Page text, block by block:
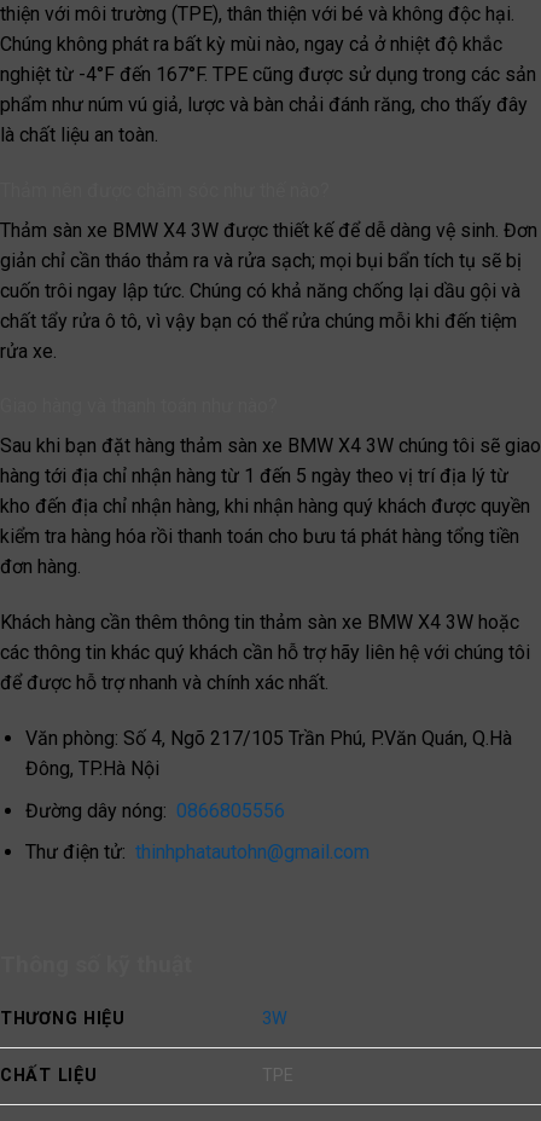
thiện với môi trường (TPE), thân thiện với bé và không độc hại.
Chúng không phát ra bất kỳ mùi nào, ngay cả ở nhiệt độ khắc
nghiệt từ -4°F đến 167°F. TPE cũng được sử dụng trong các sản
phẩm như núm vú giả, lược và bàn chải đánh răng, cho thấy đây
là chất liệu an toàn.
Thảm sàn xe BMW X4 3W được thiết kế để dễ dàng vệ sinh. Đơn
giản chỉ cần tháo thảm ra và rửa sạch; mọi bụi bẩn tích tụ sẽ bị
cuốn trôi ngay lập tức. Chúng có khả năng chống lại dầu gội và
chất tẩy rửa ô tô, vì vậy bạn có thể rửa chúng mỗi khi đến tiệm
rửa xe.
Sau khi bạn đặt hàng thảm sàn xe BMW X4 3W chúng tôi sẽ giao
hàng tới địa chỉ nhận hàng từ 1 đến 5 ngày theo vị trí địa lý từ
kho đến địa chỉ nhận hàng, khi nhận hàng quý khách được quyền
kiểm tra hàng hóa rồi thanh toán cho bưu tá phát hàng tổng tiền
đơn hàng.
Khách hàng cần thêm thông tin thảm sàn xe BMW X4 3W hoặc
các thông tin khác quý khách cần hỗ trợ hãy liên hệ với chúng tôi
để được hỗ trợ nhanh và chính xác nhất.
Văn phòng: Số 4, Ngõ 217/105 Trần Phú, P.Văn Quán, Q.Hà
Đông, TP.Hà Nội
Đường dây nóng: 0866805556
Thư điện tử: thinhphatautohn@gmail.com
THƯƠNG HIỆU 3W
CHẤT LIỆU TPE